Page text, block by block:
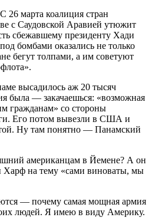
26 марта коалиция стран
с Саудовской Аравией утюжит
сбежавшему президенту Хади
бомбами оказались не только
бегут толпами, а им советуют
высадилось аж 20 тысяч
— закачаешься: «возможная
гражданам» со стороны
Его потом вывезли в США и
Ну там понятно — Панамский
американцам в Йемене? А он
Харф на тему «сами виноваты, мы
— почему самая мощная армия
людей. Я имею в виду Америку.